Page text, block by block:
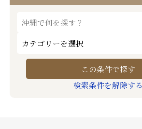
検索条件を解除する